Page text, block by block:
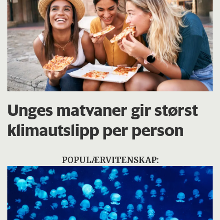
Unges matvaner gir størst
klimautslipp per person
POPULÆRVITENSKAP: